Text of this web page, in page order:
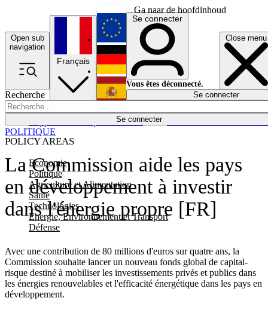
Ga naar de hoofdinhoud
Open sub
navigation
Close menu
Recherche
Se connecter
POLICY AREAS
Economie
Politique
Agriculture et Alimentation
Santé
Technologies
Energie, Environnement et Transport
Défense
Économie
Français
English
Deutsch
Español
Se connecter
Vous êtes déconnecté.
Se connecter
La Commission aide les pays
en développement à investir
dans l'énergie propre [FR]
Avec une contribution de 80 millions d'euros sur quatre ans, la
Commission souhaite lancer un nouveau fonds global de capital-
risque destiné à mobiliser les investissements privés et publics dans
les énergies renouvelables et l'efficacité énergétique dans les pays en
développement.
POLITIQUE